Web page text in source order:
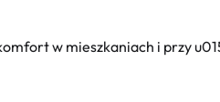
w mieszkaniach i przy